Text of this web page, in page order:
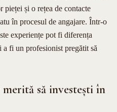
pieței și o rețea de contacte
în procesul de angajare. Într-o
experiențe pot fi diferența
fi un profesionist pregătit să
să investești în